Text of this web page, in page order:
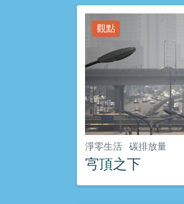
觀點
淨零生活 碳排放量
宆頂之下